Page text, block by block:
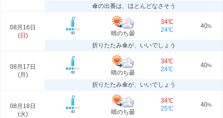
傘の出番は、ほとんどなさそう
08月16日
(日 ) 40 晴のち曇
34℃
24℃
40%
折りたたみ傘が、いいでしょう
08月17日
(月 ) 40 晴のち曇
34℃
24℃
40%
折りたたみ傘が、いいでしょう
08月18日
(火) 40 晴のち曇
34℃
25℃
40%